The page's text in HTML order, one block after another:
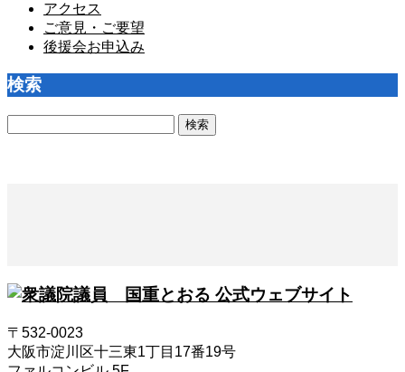
アクセス
ご意見・ご要望
後援会お申込み
検索
〒532-0023
大阪市淀川区十三東1丁目17番19号